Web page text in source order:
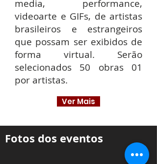
media, performance,
videoarte e GIFs, de artistas
brasileiros e estrangeiros
que possam ser exibidos de
forma virtual. Serão
selecionados 50 obras 01
por artistas.
Ver Mais
Fotos dos eventos